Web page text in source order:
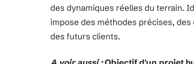
des dynamiques réelles du terrain.
impose des méthodes précises,
des futurs clients.